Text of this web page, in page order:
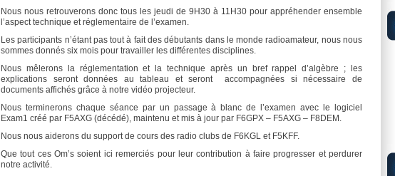
Nous nous retrouverons donc tous les jeudi de 9H30 à 11H30 pour appréhender ensemble
l’aspect technique et réglementaire de l’examen.
Les participants n’étant pas tout à fait des débutants dans le monde radioamateur, nous nous
sommes donnés six mois pour travailler les différentes disciplines.
Nous mêlerons la réglementation et la technique après un bref rappel d’algèbre ; les
explications seront données au tableau et seront accompagnées si nécessaire de
documents affichés grâce à notre vidéo projecteur.
Nous terminerons chaque séance par un passage à blanc de l’examen avec le logiciel
Exam1 créé par F5AXG (décédé), maintenu et mis à jour par F6GPX – F5AXG – F8DEM.
Nous nous aiderons du support de cours des radio clubs de F6KGL et F5KFF.
Que tout ces Om’s soient ici remerciés pour leur contribution à faire progresser et perdurer
notre activité.